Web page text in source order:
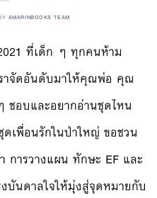
AMARINBOOKS TEAM
ที่เด็ก ๆ ทุกคนห้าม
าจัดอันดับมาให้คุณพ่อ คุณ
อบและอยากอ่านชุดไหน
เพื่อนรักในป่าใหญ่ ขอชวน
การวางแผน ทักษะ EF และ
บันดาลใจให้มุ่งสู่จุดหมายกับ